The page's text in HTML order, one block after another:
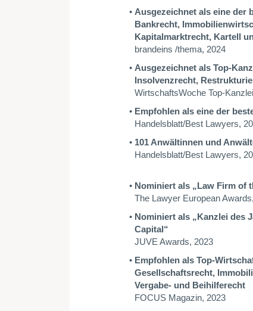
Ausgezeichnet als eine der
Bankrecht,
Kapitalmarktrecht, Kartell
brandeins /thema, 2024
Ausgezeichnet als Top-
Insolvenzrecht,
WirtschaftsWoche Top-
Empfohlen als eine der
Handelsblatt/Best Lawyers,
101 Anwältinnen und
Handelsblatt/Best Lawyers,
Nominiert als „Law Firm of
The Lawyer European
Nominiert als „Kanzlei des
Capital“
JUVE Awards, 2023
Empfohlen als Top-
Gesellschaftsrecht,
Vergabe- und Beihilferecht
FOCUS Magazin, 2023